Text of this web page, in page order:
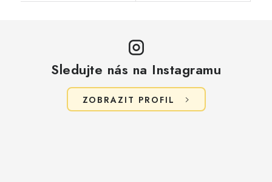
Sledujte nás na Instagramu
ZOBRAZIT PROFIL